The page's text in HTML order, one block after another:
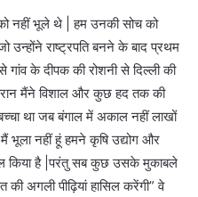
नहीं भूले थे | हम उनकी सोच को
राष्ट्रपति बनने के बाद प्रथम
के दीपक की रोशनी से दिल्ली की
मैंने विशाल और कुछ हद तक की
था जब बंगाल में अकाल नहीं लाखों
भूला नहीं हूं हमने कृषि उद्योग और
किया है |परंतु सब कुछ उसके मुकाबले
अगली पीढ़ियां हासिल करेंगी” वे